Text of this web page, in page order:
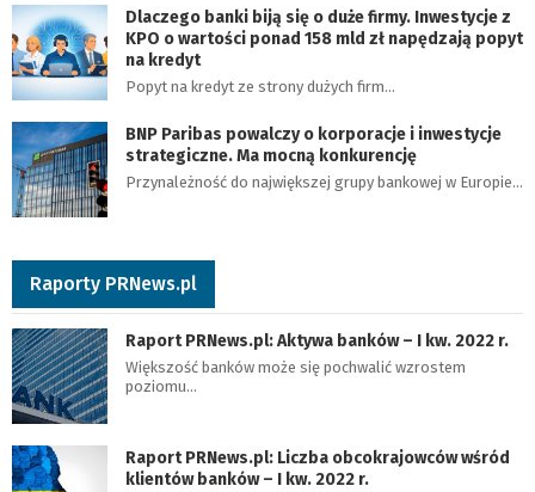
Dlaczego banki biją się o duże firmy. Inwestycje z
KPO o wartości ponad 158 mld zł napędzają popyt
na kredyt
Popyt na kredyt ze strony dużych firm…
BNP Paribas powalczy o korporacje i inwestycje
strategiczne. Ma mocną konkurencję
Przynależność do największej grupy bankowej w Europie…
Raporty PRNews.pl
Raport PRNews.pl: Aktywa banków – I kw. 2022 r.
Większość banków może się pochwalić wzrostem
poziomu…
Raport PRNews.pl: Liczba obcokrajowców wśród
klientów banków – I kw. 2022 r.